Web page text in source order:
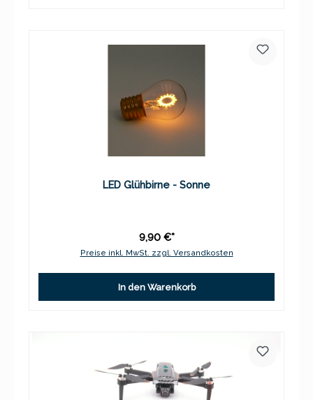
LED Glühbirne - Sonne
9,90 €*
Preise inkl. MwSt. zzgl. Versandkosten
In den Warenkorb